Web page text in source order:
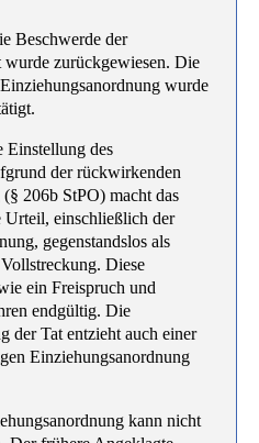
Beschwerde der
wurde zurückgewiesen. Die
wurde
Einstellung des
der rückwirkenden
(§ 206b StPO) macht das
Urteil, einschließlich der
gegenstandslos als
Diese
ein Freispruch und
endgültig. Die
der Tat entzieht auch einer
Einziehungsanordnung
kann nicht